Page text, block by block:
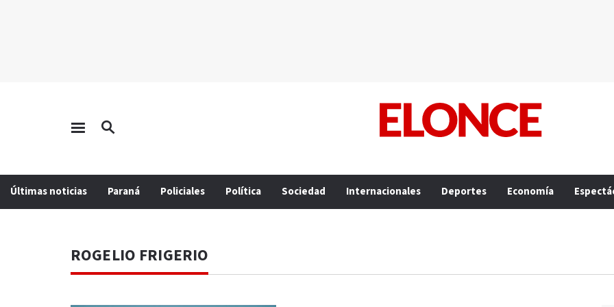
Últimas noticias Paraná Policiales Política Sociedad Internacionales Deportes Economía
ROGELIO FRIGERIO